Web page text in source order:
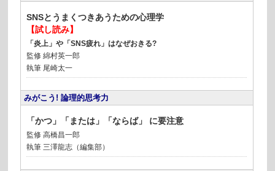
SNSとうまくつきあうための心理学
【試し読み】
「炎上」や「SNS疲れ」はなぜおきる?
監修綿村英一郎
執筆 尾崎太一
みがこう! 論理的思考力
「かつ」「または」「ならば」 に要注意
監修 高橋昌一郎
執筆 三澤龍志（編集部）